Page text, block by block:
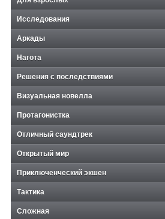
Исследования
Аркады
Нагота
Решения с последствиями
Визуальная новелла
Протагонистка
Отличный саундтрек
Открытый мир
Приключенческий экшен
Тактика
Сложная